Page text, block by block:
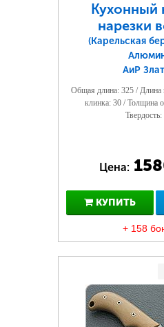
Кухонный
нарезки
(Карельская
АиР
Общая длина: 325 /
клинка: 30 / Толщина
Цена:
КУПИТЬ
+ 158